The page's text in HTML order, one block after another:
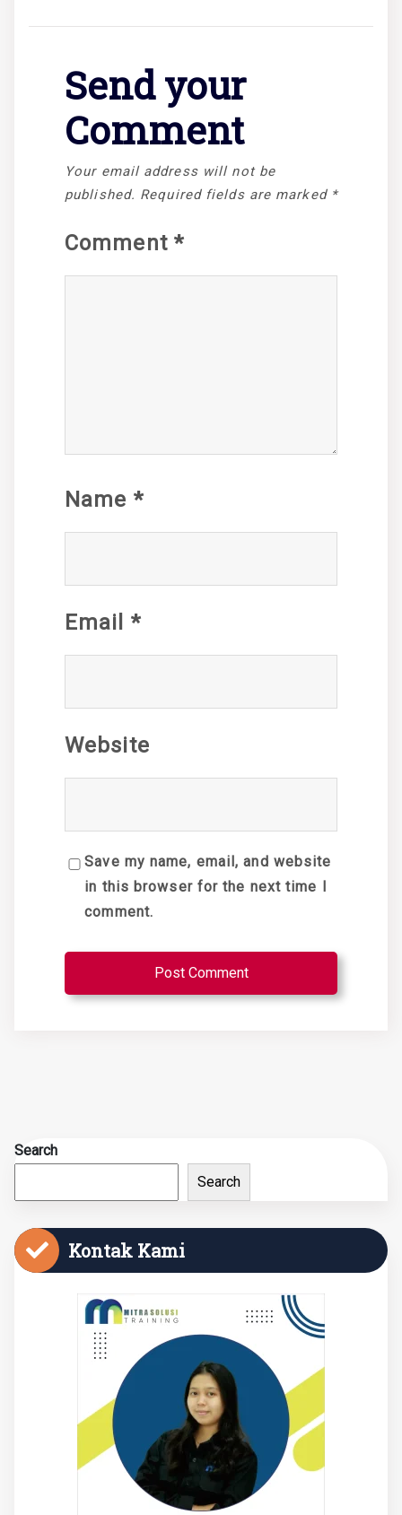
Send your
Comment
Your email address will not be
published. Required fields are marked *
Comment *
Name *
Email *
Website
Save my name, email, and website
in this browser for the next time I
comment.
Search
Search
Kontak Kami